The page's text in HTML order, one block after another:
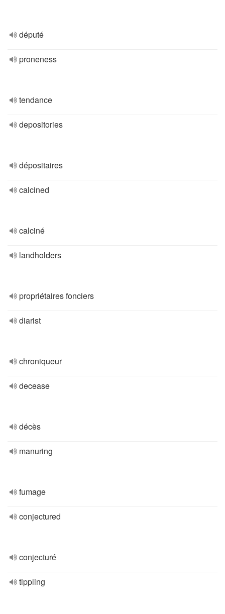
député
proneness
tendance
depositories
dépositaires
calcined
calciné
landholders
propriétaires fonciers
diarist
chroniqueur
decease
décès
manuring
fumage
conjectured
conjecturé
tippling